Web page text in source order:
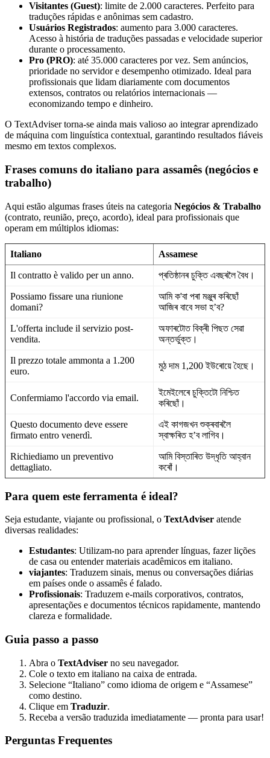
Visitantes (Guest): limite de 2.000 caracteres. Perfeito para
traduções rápidas e anônimas sem cadastro.
Usuários Registrados: aumento para 3.000 caracteres.
Acesso à história de traduções passadas e velocidade superior
durante o processamento.
Pro (PRO): até 35.000 caracteres por vez. Sem anúncios,
prioridade no servidor e desempenho otimizado. Ideal para
profissionais que lidam diariamente com documentos
extensos, contratos ou relatórios internacionais —
economizando tempo e dinheiro.
O TextAdviser torna-se ainda mais valioso ao integrar aprendizado
de máquina com linguística contextual, garantindo resultados fiáveis
mesmo em textos complexos.
Frases comuns do italiano para assamês (negócios e
trabalho)
Aqui estão algumas frases úteis na categoria Negócios & Trabalho
(contrato, reunião, preço, acordo), ideal para profissionais que
operam em múltiplos idiomas:
Italiano Assamese
Il contratto è valido per un anno. প্ৰতিষ্ঠানৰ চুক্তি এবছৰলৈ বৈধ।
Possiamo fissare una riunione
domani?
আমি ক'বা পৰা মঞ্জুৰ কৰিছোঁ
আজিৰ বাবে সভা হ’ব?
L'offerta include il servizio post-
vendita.
অফাৰটোত বিক্ৰী পিছত সেৱা
অন্তৰ্ভুক্ত।
Il prezzo totale ammonta a 1.200
euro.
মুঠ দাম 1,200 ইউৰোয়ে হৈছে।
Confermiamo l'accordo via email.
ইমেইলেৰে চুক্তিটো নিশ্চিত
কৰিছোঁ।
Questo documento deve essere
firmato entro venerdì.
এই কাগজখন শুক্ৰবাৰলৈ
স্বাক্ষৰিত হ’ব লাগিব।
Richiediamo un preventivo
dettagliato.
আমি বিস্তাৰিত উদ্ধৃতি আহ্বান
কৰোঁ।
Para quem este ferramenta é ideal?
Seja estudante, viajante ou profissional, o TextAdviser atende
diversas realidades:
Estudantes: Utilizam-no para aprender línguas, fazer lições
de casa ou entender materiais acadêmicos em italiano.
viajantes: Traduzem sinais, menus ou conversações diárias
em países onde o assamês é falado.
Profissionais: Traduzem e-mails corporativos, contratos,
apresentações e documentos técnicos rapidamente, mantendo
clareza e formalidade.
Guia passo a passo
Abra o TextAdviser no seu navegador.
Cole o texto em italiano na caixa de entrada.
Selecione “Italiano” como idioma de origem e “Assamese”
como destino.
Clique em Traduzir.
Receba a versão traduzida imediatamente — pronta para usar!
Perguntas Frequentes